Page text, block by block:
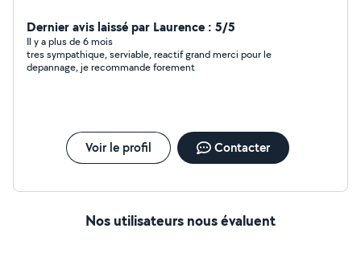
Dernier avis laissé par Laurence : 5/5
Il y a plus de 6 mois
tres sympathique, serviable, reactif grand merci pour le
depannage, je recommande forement
Voir le profil Contacter
Nos utilisateurs nous évaluent